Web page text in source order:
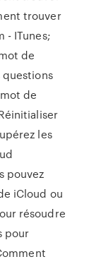
trouver
- ITunes;
de
questions
de
les
pouvez
iCloud ou
résoudre
pour